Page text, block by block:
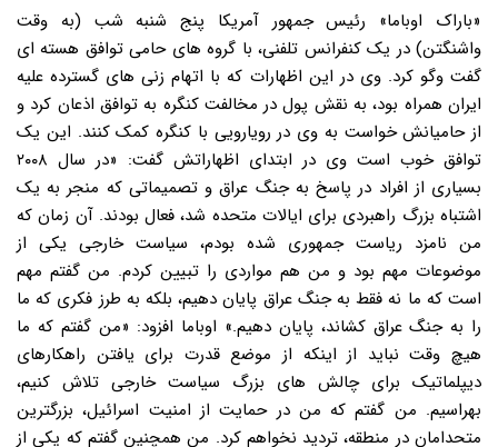
«باراک اوباما» رئیس جمهور آمریکا پنج شنبه شب (به وقت واشنگتن) در یک کنفرانس تلفنی، با گروه های حامی توافق هسته ای گفت وگو کرد. وی در این اظهارات که با اتهام زنی های گسترده علیه ایران همراه بود، به نقش پول در مخالفت کنگره به توافق اذعان کرد و از حامیانش خواست به وی در رویارویی با کنگره کمک کنند. این یک توافق خوب است وی در ابتدای اظهاراتش گفت: «در سال ۲۰۰۸ بسیاری از افراد در پاسخ به جنگ عراق و تصمیماتی که منجر به یک اشتباه بزرگ راهبردی برای ایالات متحده شد، فعال بودند. آن زمان که من نامزد ریاست جمهوری شده بودم، سیاست خارجی یکی از موضوعات مهم بود و من هم مواردی را تبیین کردم. من گفتم مهم است که ما نه فقط به جنگ عراق پایان دهیم، بلکه به طرز فکری که ما را به جنگ عراق کشاند، پایان دهیم.» اوباما افزود: «من گفتم که ما هیچ وقت نباید از اینکه از موضع قدرت برای یافتن راهکارهای دیپلماتیک برای چالش های بزرگ سیاست خارجی تلاش کنیم، بهراسیم. من گفتم که من در حمایت از امنیت اسرائیل، بزرگترین متحدامان در منطقه، تردید نخواهم کرد. من همچنین گفتم که یکی از اولویت های من در سیاست خارجی، کسب اطمینان از تمرکز مجدد بر مسئله عدم اشاعه و تسلیحات کشتار جمعی، به خصوص تسلیحات هسته ای است.» وی ادامه داد: «در کاری که ما در این چند سال انجام دادیم، همه این موارد لحاظ شد. اما هیچ وقت به اندازه توافق تاریخی ای که اخیرا بین ایران و کل جامعه جهانی به دست آمد، همه این موضوعات با قدرت اعمال نشد؛ جامعه جهانی که ما آن را به شکلی نظام مند بسیج کردیم تا ایران را پای میز آورده و از عدم دستیابی این کشور به بمب اطمینان کسب کنیم.» رئیس جمهور آمریکا افزود: «بسیاری از شما این مسئله را از طریق رسانه ها دنبال کرده اید، اما من هم می خواهم برای شما تشریح کنم که چرا این توافق تا این حد حائز اهمیت و اینکه چرا من معتقدم که این بهترین گزینه از جمع جایگزین بد نیست، بلکه یک توافق خوب است که باید به آن افتخار کنیم و اهداف مهم امنیتی را نه فقط برای ایالات متحده، بلکه برای متحدانمان و جهان، از جمله اسرائیل تامین می کند.» بازرسی ها مدت ها پس از من، رئیس جمهور بعدی و رئیس جمهور بعد از او ادامه دارد اوباما ادامه داد: «بگذارید دقیق برایتان تشریح کنم که این توافق چه می کند. این توافق چهار مسیر اصلی ایران برای رسیدن به یک سلاح هسته ای را قطع می کند. برای ده سال ابتدایی، این توافق به میزان قابل توجهی برنامه هسته ای ایران را محدود می کند، به همین جهت ما همواره کاملا خواهیم دانست که آن ها دارند چه می کنند.» وی افزود: «تاسیسات زیرزمینی را که بستنشان از راه های دیگر احتمالا شدنی نبود را می بندد. تاسیساتی را که می شد از آن برای تولید پلوتونیوم استفاده کرد، به نحوی تغییر می دهد که ما اطمینان می یابیم که دیگر نمی شود از آن برای تولید مواد هسته ای استفاده کرد. ایران را ملزم می کند که ذخایر اورانیوم غنی شده خود را به میزان ۹۸درصد کاهش دهد. همچنین رژیمی بی سابقه راستی آزمایی و بازرسی ها ایجاد می کند که امکان نظارت ۲۴ ساعته در هفت روز هفته از تمام تأسیسات هسته ای اعلام شده آن ها و همچنین خط تولید آن ها، از معادن اورانیوم تا کارگاه های تولید سانتریفیوژ، که برای غنی سازی اورانیوم به آن نیاز است، تا کل مسیر تا انتها، را ایجاد می کند.» رئیس جمهور آمریکا ادامه داد: «برای ۵ سال پس از آن هم، ایران ملزم می شود که تمام ذخایر خود را به خارج منتقل کند و در طول این مدت، تحقیقات و توسعه ای که ایران می تواند در زمینه توان هسته ای انجام دهد، کاملا محدود خواهد بود. در سال های پس از آن هم، ایران تحت شدیدترین بازرسی ها در تاریخ خواهد بود. تحت این توافق، ایران هیچ گاه نخواهد توانست به سلاح هسته ای دست پیدا کند. این کشور، هرگز مجاز به توان هسته ای تسلیحاتی نخواهد بود.» وی افزود: «و بازرسی ها و راستی آزمایی های تعبیه شده، نه مدت ها پس از ریاست جمهوری من، بلکه مدت ها پس از رئیس جمهور بعدی و رئیس جمهور بعد از او، ادامه خواهد داشت. در مقابل، ما تحریم هایی را که به طرزی نظام مند با کمک متحدانمان در کنار هم قرار دادیم را رفع می کنیم. به این ترتیب، ایران به دلارهایی که در خارج از این کشور بلوکه شده بود، دسترسی پیدا می کند. اقتصاد ایران تا حدی به واسطه تحریم ها به شدت تضعیف شد و اکنون به دلیل تحریم ها، از رکود رنج می برد.» اوباما سپس مدعی شد: «حتی با رفع تحریم ها، آن ها برای رسیدن به جایی که اگر تحریم ها اصلا نبود می رسیدند، ۲۰ تا ۲۲ سال زمان می خواهند. حالا شما خارج از اینجا استدلال های مختلفی می شنوید که چرا این “یک توافق بد است”، آن هم از کسانی که رک بگویم، با هر توافقی که با ایران می شد، مخالف می بودند.» مخالفان توافق ۲۰ میلیون دلار خرج کردند وی افزود: «بخشی از آنچه می شنوید، ناشی از ۲۰ میلیون دلاری است که برای لابی علیه این توافق، صرف آگهی های تلویزیونی شده است و بخشی هم از سوی همان ستون نویسان و مقامات دولتی سابق که ما را به جنگ با عراق کشاندند و حالا هم دقیقا همان ادعاهایی را مطرح می کنند که در سال ۲۰۰۲ و ۲۰۰۳، در مورد عراق مطرح می کردند.» رئیس جمهور آمریکا ادامه داد: «خوب، شما اولا می شنوید که ایران تقلب خواهد کرد. احتمالش هست، چون این توافق نه بر اساس اعتماد، بلکه بر اساس راستی آزمایی است. رژیم ایران هم در واقع یک دین سالاری بی رحم، ضدآمریکا و ضداسرائیل است که هلوکاست را انکار می کند، از نایبان تروریست خود حمایت کرده و در منطقه دست به اقدامات ثبات زدا می زند. ممکن است که آن ها تلاش کنند که حقه بزنند، اما به واسطه این توافق، ما به شکلی به مراتب موثرتر از وضعیت بدون توافق، قادر خواهیم بود که مچ آن ها را بگیریم.» ایران دسترسی های لازم را ندهد، می توان تحریم ها را بازگرداند اوباما افزود: «هزینه حقه زدن، بسیار بالا خواهد بود. ما ساختاری ایجاد کرده ایم که اگر آن ها فریبکاری کنند، ما می توانیم به صورت یکجانبه، تمام تحریم هایی را که حالا هستند، بازگردانیم و آن وقت اقتصاد ایران بار دیگر به شدت تضعیف خواهد شد.» وی ادامه داد: «شما می شنوید که می گویند بازرسان آنقدر سریع دسترسی نخواهند یافت که بتوانند متوجه فریبکاری شوند. اما ساختاری که در نظر گرفته شده، به نحوی است که ما می توانیم بر هر نوع مخالفتی که ایران ممکن است با دسترسی به هر سایتی، اعلام شده یا اعلام نشده، داشته باشد، غلبه کنیم و اگر آن ها همکاری نکردند، آن وقت باز هم ما در موضعی خواهیم بود که تحریم ها را سرجایشان بازگردانیم.» اوباما افزود: «خلاصه کلام اینکه، در طول اجرای این توافق، حقه زدن برای ایران کاری بسیار دشوار خواهد بود و ما تقریبا قطعا به سرعت متوجه خواهیم شد و قادر خواهیم بود که جرایم علیه آن ها را مجددا اعمال کنیم.» پس از ۱۵ سال، برای اقدام نظامی موقعیت بهتری خواهیم داشت وی ادامه داد: «این استدلال را هم می شنوید که خوب توافق برای ۱۵ سال اول خوب است، اما بعد از ۱۵ سال، آن ها تمام این سانتریفیوژها را خواهند داشت و در موضعی خواهند بود که می توانند تمام بازرسان را بیرون کنند، حقه بزنند و به صورت بالقوه به سرعت به سمت بمب حرکت کنند. این درست است که پس از ۱۵ سال آن ها می توانند یک برنامه صلح آمیز هسته ای داشته باشند و اینکه به واسطه ماهیت برنامه های صلح آمیز هسته ای، آن ها در مقایسه با امروز ظرفیت غنی سازی به مراتب بیشتری خواهند داشت.» اوباما افزود: «اما مشکل این منطق این است که اگر این توافق نبود، ما همین زمان گریز را ۶ ماه دیگر یا یکسال دیگر شاهد بودیم. بنابراین، سخت است استدلال کنیم که بهتر است ما ۶ ماه دیگر در موقعیتی قرار بگیریم که برای جلوگیری از دستیابی ایران به سلاح هسته ای مجبور به استفاده از نیروی نظامی شویم، به جای ۱۵ سال دیگر و آن هم پس از آنکه ما رژیم بازرسی و راستی آزمایی ایجاد کرده ایم و هرآنچه لازم است را از برنامه هسته ای ایران می دانیم. (آن زمان) هر رئیس جمهوری اگر لازم باشد که برای جلوگیری از دستیابی ایران به سلاح هسته ای دست به اقدام نظامی بزند، در موقعیت به مراتب بهتری خواهد بود.» وی ادامه داد: «می شنوید که گفته می شود که آن ها به پول قابل توجهی دست می یابند و اینکه ممکن است ایران تروریسم و فعالیت های ثبات زدای بیشتری در منطقه انجام دهد. تردیدی نیست که بخشی از پولی که آن ها دریافت می کنند، احتمال صرف اهداف نظامی می شود، اما به یاد داشته باشید که بودجه نظامی ایران ۱۵ میلیارد دلار است، اما مال ما بیش از ۵۰۰ میلیارد دلار است. بودجه نظامی متحدان ما در خلیج (فارس) ۱۵۰ میلیارد دلار، یا ۱۰ برابر بودجه ایران است. ما این توان را خواهیم داشت که ایران را از حمله با تسلیحات متعارف به متحدانمان بازداریم. خطر این است که آن ها به سلاح هسته ای دست پیدا کنند، که این دقیقا چیزی است که این توافق از آن جلوگیری می کند.» توافق هسته ای، به معنی پایان رویارویی با ایران نیست رئیس جمهور آمریکا افزود: «سومین چیزی که می شنوید، این است که این توافق به ایران مشروعیت بخشیده و ما را از اقدام متقابل در برابر کارهایی که آن ها می کنند، مثلا حمایت مالی و تسلیحاتی از حزب الله، بازمی دارد. اما در واقع، هیچ چیزی در این توافق وجود ندارد که ما را از رویارویی قدرتمند با رفتارهای غیرهسته ای ایران که بر خلاف منافع ما یا متحدانمان است، بازدارد. به عنوان نمونه، ما طبق این توافق، قادر خواهیم بود بر اساس اختیارات بین المللی که از میان نمی روند، با تسلیح حزب الله مقابله کنیم.» اوباما ادامه داد: «حالا کاری که از این پس باید انجام دهیم، ارتقای ظرفیت دوستان و متحدانمان در منطقه و ارتقای امنیت است، چراکه رک بگویم، ایران توانسته بسیاری از این ممنوعیت های بین المللی را در حالی که اجرایی بودند، دور بزند. بنابراین، مسئله این نیست که این اختیارات از میان می رود، بلکه این است که ما باید به همکاری با متحدانمان در منطقه بپردازیم.» دست کشیدن ایران از برنامه هسته ای، توهم است رئیس جمهور آمریکا افزود: «بنابراین، خلاصه مطلب اینکه هر استدلالی که علیه این توافق مطرح می شود، یا غیردقیق است و یا اینکه در آن فرض شده است که اگر قرار بود مذاکره کنیم، باید به توافقی می رسیدیم که در آن ایران هرگونه توانمندی حتی برای برنامه صلح آمیز هسته ای را کنار بگذارد. در دنیای خیالی، این (گزینه ای) ارجح بود. اما در دنیای واقعیت، هیچ کارشناس یا تحلیلگر سیاست خارجی وجود ندارد که بگوید ایران که تا این حد مفتخر (از توان هسته ای است)، با آن موافقت می کند. در دنیای واقعی، این توافقی که اهداف را محقق می کند. و اگر هم می شنوید که کسانی می گویند ما باید به توافقی بهتر می رسیدیم، باید از آن ها بپرسید که دقیقا منظورتان چیست؟» وی ادامه داد: «اگر منظورشان این است که ایران باید هرگونه خواسته ای برای فعالیت های صلح آمیز هسته ای را کنار بگذارد، باید به آن ها گفت که ایران این کار را نمی کند و تنها راه دستیابی به آن، این است که خود را طرزی فعال برای رفتن به جنگ آماده کنیم.» اوباما افزود: «برخی اعلام مخالفت می کنند و می گویند انتخاب هایی که رئیس جمهور ارائه می کند، نادرست است و الزاما نیازی به جنگ نیست و ما می توانیم آنقدر به تحریم هایی که حالا هستند ادامه دهیم تا نهایتا آن ها دست دراز کرده و خواستار کاهش تحریم ها شوند. اما واقعیت این است که دلیل اثرگذاری تحریم ها این بود که تمام جامعه جهانی پشت سر ما بود. جامعه جهانی به این دلیل از ما حمایت کرد که ما به آن ها گفتیم، من به آن ها گفتم که ما نسبت به رسیدن به راهکاری دیپلماتیک جدی هستیم و این راهی برای جلوگیری از جنگ است و به این خاطر که آن ها باور داشتند که ما برای رسیدن به راهکار دیپلماتیک جدی هستیم، آن ها حتی به قیمت هزینه های زیادی که برایشان داشت، به خصوص به این دلیل که آن ها به نفت ایران نیاز داشتند